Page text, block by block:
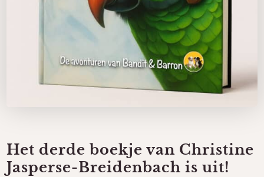
Het derde boekje van Christine
Jasperse-Breidenbach is uit!